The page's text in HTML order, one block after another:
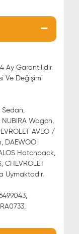
Ay Garantilidir.
Ve Değişimi
Sedan,
NUBIRA Wagon,
AVEO /
DAEWOO
Hatchback,
CHEVROLET
Uymaktadır.